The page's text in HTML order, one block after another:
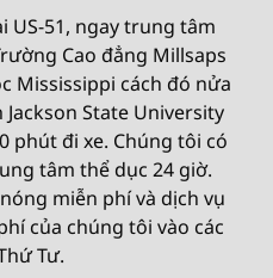
US-51, ngay trung tâm
Cao đẳng Millsaps
Mississippi cách đó nửa
State University
phút đi xe. Chúng tôi có
tâm thể dục 24 giờ.
miễn phí và dịch vụ
của chúng tôi vào các
Tư.